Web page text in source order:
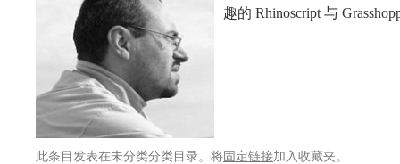
趣的 Rhinoscript 与
此条目发表在未分类分类目录。将固定链接加入收藏夹。